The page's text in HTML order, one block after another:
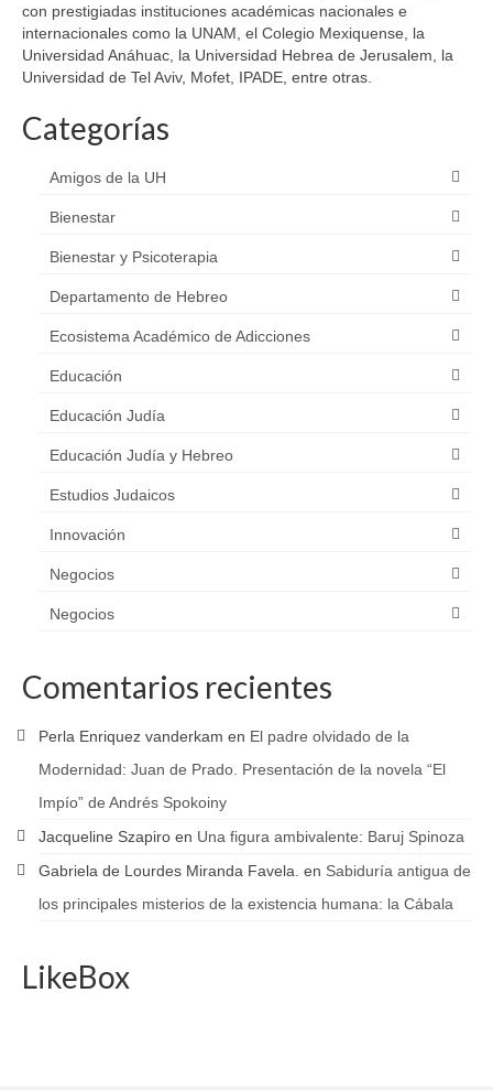
con prestigiadas instituciones académicas nacionales e
internacionales como la UNAM, el Colegio Mexiquense, la
Universidad Anáhuac, la Universidad Hebrea de Jerusalem, la
Universidad de Tel Aviv, Mofet, IPADE, entre otras.
Categorías
Amigos de la UH
Bienestar
Bienestar y Psicoterapia
Departamento de Hebreo
Ecosistema Académico de Adicciones
Educación
Educación Judía
Educación Judía y Hebreo
Estudios Judaicos
Innovación
Negocios
Negocios
Comentarios recientes
Perla Enriquez vanderkam en El padre olvidado de la
Modernidad: Juan de Prado. Presentación de la novela “El
Impío” de Andrés Spokoiny
Jacqueline Szapiro en Una figura ambivalente: Baruj Spinoza
Gabriela de Lourdes Miranda Favela. en Sabiduría antigua de
los principales misterios de la existencia humana: la Cábala
LikeBox